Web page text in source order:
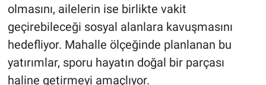
olmasını, ailelerin ise birlikte vakit
geçirebileceği sosyal alanlara kavuşmasını
hedefliyor. Mahalle ölçeğinde planlanan bu
yatırımlar, sporu hayatın doğal bir parçası
haline getirmeyi amaçlıyor.